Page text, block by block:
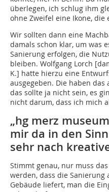
überlegen, ich schlug ihm
ohne Zweifel eine Ikone, die
Wir sollten dann eine
damals schon klar, um was
Sanierung erfolgen, die
bleiben. Wolfgang Lorch
K.] hatte hierzu eine
ausgegeben. Die haben
das sollte ja nicht sein, es
nicht darum, dass ich mich
„hg merz
mir da in den
sehr nach
Stimmt genau, nur muss
werden, dass die
Gebäude liefert, man die